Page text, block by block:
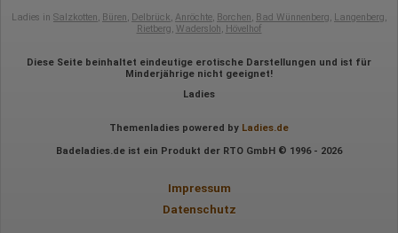
Ladies in Salzkotten Büren Delbrück Anröchte Borchen Bad Wünnenberg Langenberg
Rietberg Wadersloh Hövelhof
Diese Seite beinhaltet eindeutige erotische Darstellungen und ist für
Minderjährige nicht geeignet!
Ladies
Themenladies powered by Ladies.de
Badeladies.de ist ein Produkt der RTO GmbH © 1996 - 2026
Impressum
Datenschutz